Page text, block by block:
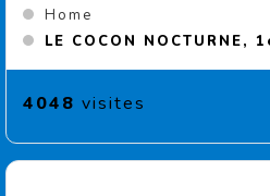
Home
LE COCON
4048 visites